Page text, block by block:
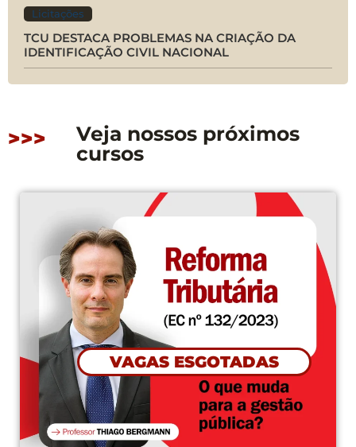
Licitações
TCU DESTACA PROBLEMAS NA CRIAÇÃO DA
IDENTIFICAÇÃO CIVIL NACIONAL
>>>
Veja nossos próximos
cursos
CONFIRMADO